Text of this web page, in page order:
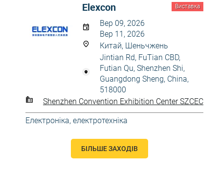
Виставка
Elexcon
Вер 09, 2026
Вер 11, 2026
Китай, Шеньчжень
Jintian Rd, FuTian CBD,
Futian Qu, Shenzhen Shi,
Guangdong Sheng, China,
518000
Shenzhen Convention Exhibition Center SZCEC
Електроніка, електротехніка
БІЛЬШЕ ЗАХОДІВ